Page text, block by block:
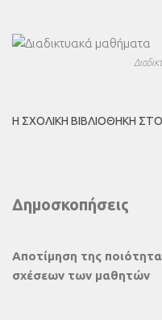
Η ΣΧΟΛΙΚΉ ΒΙΒΛΙΟΘΉΚΗ
Δημοσκοπήσεις
Αποτίμηση της
σχέσεων των μαθητών